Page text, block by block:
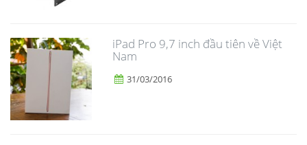
iPad Pro 9,7 inch đầu tiên về Việt
Nam
31/03/2016